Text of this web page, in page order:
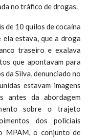
no tráfico de drogas.
de 10 quilos de cocaína
estava, que a droga
traseiro e exalava
que apontavam para
da Silva, denunciado no
estavam imagens
antes da abordagem
sobre o trajeto
dos policiais
MPAM, o conjunto de